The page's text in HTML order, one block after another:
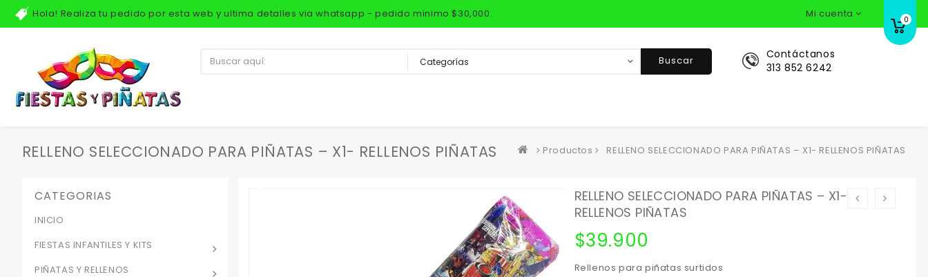
Hola! Realiza tu pedido por esta web y ultima detalles via whatsapp - pedido minimo $30,000. Mi cuenta 0
Contáctanos
313 852 6242
Buscar
RELLENO SELECCIONADO PARA PIÑATAS – X1- RELLENOS PIÑATAS Productos RELLENO SELECCIONADO PARA PIÑATAS – X1- RELLENOS PIÑATAS
RELLENO SELECCIONADO PARA PIÑATAS – X1-
RELLENOS PIÑATAS
$39.900
Rellenos para piñatas surtidos
CATEGORIAS
INICIO
FIESTAS INFANTILES Y KITS
PIÑATAS Y RELLENOS